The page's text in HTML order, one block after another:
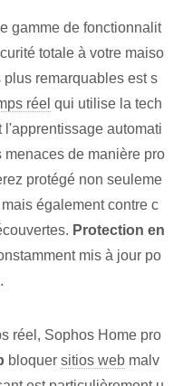
gamme de fonctionnalit
totale à votre maiso
remarquables est s
réel qui ‌utilise ⁤la tech
l'apprentissage automati
de manière pro
protégé non seuleme
également contre c
Protection en
mis à jour po
réel, Sophos Home pro
bloquer sitios web malv